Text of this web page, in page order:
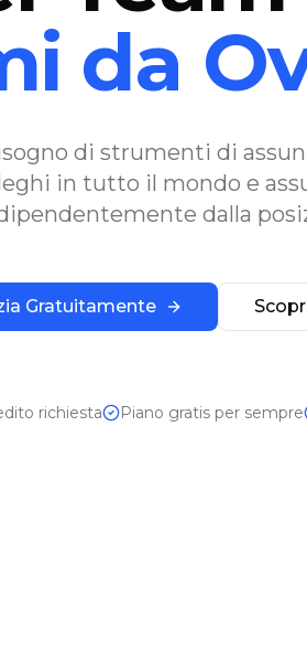
da
di strumenti di
in tutto il mondo e
dalla
Gratuitamente
richiesta Piano gratis per sempre